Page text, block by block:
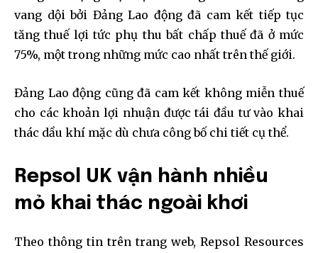
vang dội bởi Đảng Lao động đã cam kết tiếp tục
tăng thuế lợi tức phụ thu bất chấp thuế đã ở mức
75%, một trong những mức cao nhất trên thế giới.
Đảng Lao động cũng đã cam kết không miễn thuế
cho các khoản lợi nhuận được tái đầu tư vào khai
thác dầu khí mặc dù chưa công bố chi tiết cụ thể.
Repsol UK vận hành nhiều
mỏ khai thác ngoài khơi
Theo thông tin trên trang web, Repsol Resources